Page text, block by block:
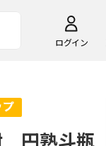
ログイン
円熟斗瓶